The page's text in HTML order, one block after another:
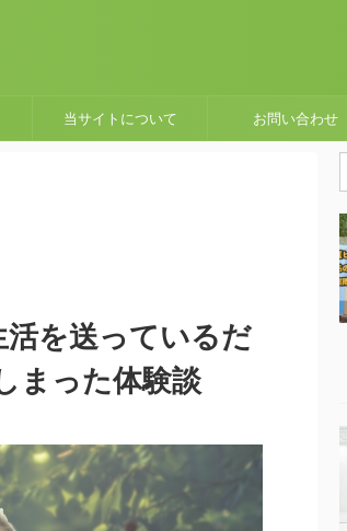
当サイトについて お問い合わせ
を送っているだ
まった体験談